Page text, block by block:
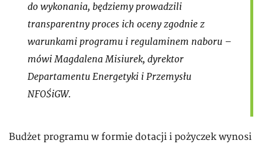
do wykonania, będziemy prowadzili
transparentny proces ich oceny zgodnie z
warunkami programu i regulaminem naboru –
mówi Magdalena Misiurek, dyrektor
Departamentu Energetyki i Przemysłu
NFOŚiGW.
Budżet programu w formie dotacji i pożyczek wynosi